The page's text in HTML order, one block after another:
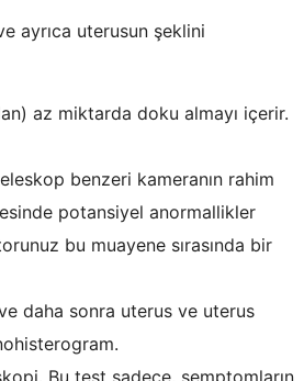
ayrıca uterusun şeklini
az miktarda doku almayı içerir.
benzeri kameranın rahim
potansiyel anormallikler
bu muayene sırasında bir
daha sonra uterus ve uterus
Bu test sadece, semptomların